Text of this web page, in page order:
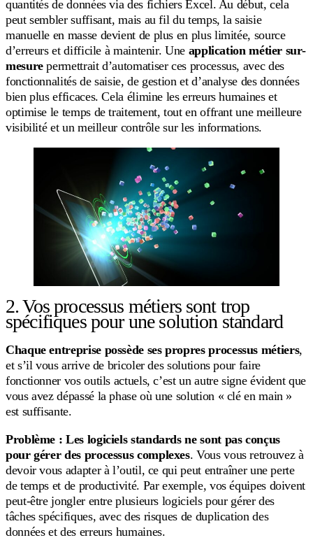
quantités de données via des fichiers Excel. Au début, cela
peut sembler suffisant, mais au fil du temps, la saisie
manuelle en masse devient de plus en plus limitée, source
d’erreurs et difficile à maintenir. Une application métier sur-
mesurepermettrait d’automatiser ces processus, avec des
fonctionnalités de saisie, de gestion et d’analyse des données
bien plus efficaces. Cela élimine les erreurs humaines et
optimise le temps de traitement, tout en offrant une meilleure
visibilité et un meilleur contrôle sur les informations.
2. Vos processus métiers sont trop
spécifiques pour une solution standard
Chaque entreprise possède ses propres processus métiers,
et s’il vous arrive de bricoler des solutions pour faire
fonctionner vos outils actuels, c’est un autre signe évident que
vous avez dépassé la phase où une solution « clé en main »
est suffisante.
Problème : Les logiciels standards ne sont pas conçus
pour gérer des processus complexes. Vous vous retrouvez à
devoir vous adapter à l’outil, ce qui peut entraîner une perte
de temps et de productivité. Par exemple, vos équipes doivent
peut-être jongler entre plusieurs logiciels pour gérer des
tâches spécifiques, avec des risques de duplication des
données et des erreurs humaines.